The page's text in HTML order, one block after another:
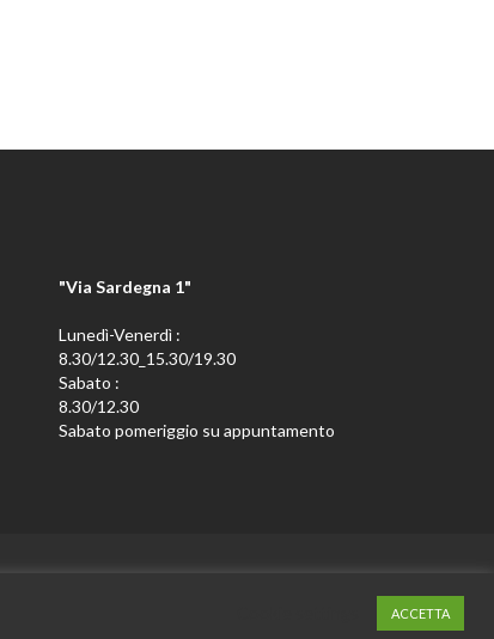
"Via Sardegna 1"
Lunedì-Venerdì :
8.30/12.30_15.30/19.30
Sabato :
8.30/12.30
Sabato pomeriggio su appuntamento
ACCETTA